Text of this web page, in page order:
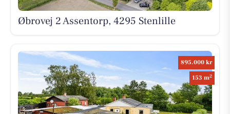
Øbrovej 2 Assentorp, 4295 Stenlille
895.000 kr
153 m2